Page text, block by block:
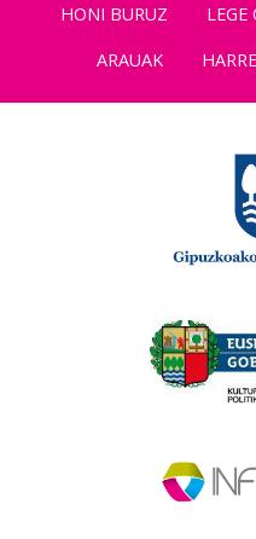
HONI BURUZ LEGE
ARAUAK